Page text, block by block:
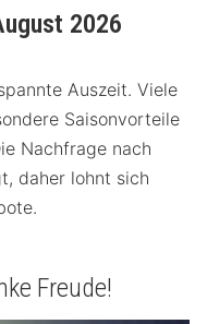
2026
Auszeit. Viele
Saisonvorteile
Nachfrage nach
daher lohnt sich
Freude!